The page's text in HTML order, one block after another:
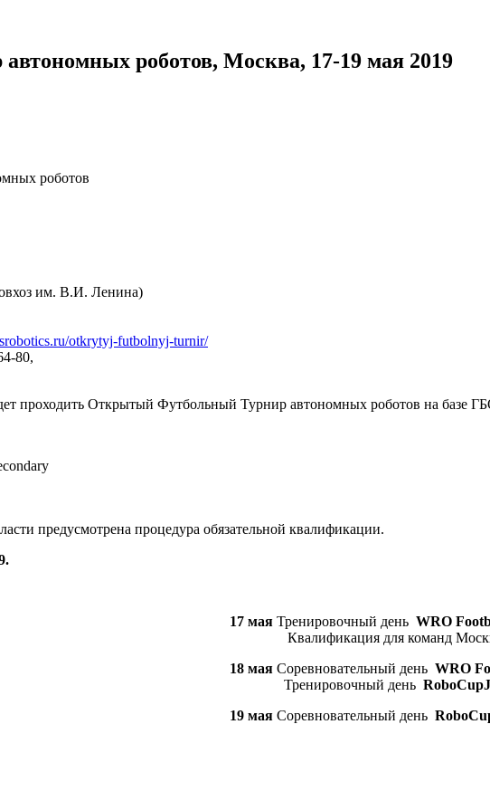
роботов, Москва, 17-19 мая 2019
роботов
им. В.И. Ленина)
otkrytyj-futbolnyj-turnir/
80,
проходить Открытый Футбольный Турнир автономных роботов на
предусмотрена процедура обязательной квалификации.
17 мая Тренировочный день WRO
Квалификация для команд
18 мая Соревновательный день WRO
Тренировочный день
19 мая Соревновательный день